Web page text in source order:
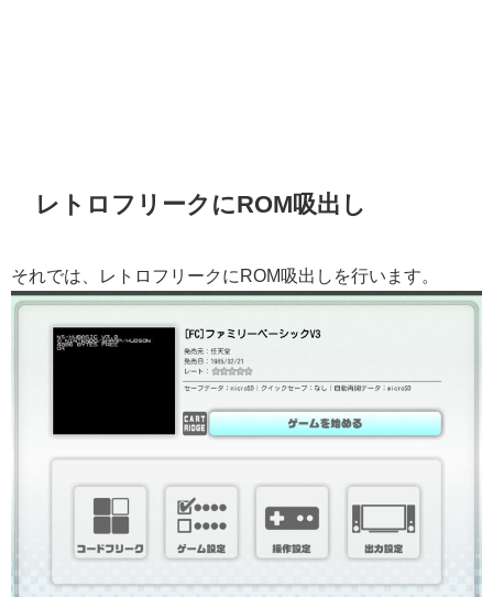
レトロフリークにROM吸出し
それでは、レトロフリークにROM吸出しを行います。